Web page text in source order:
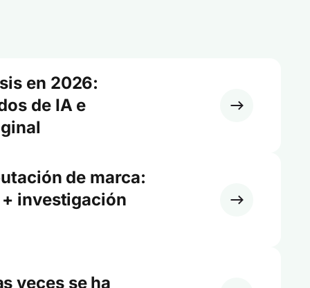
en 2026:
de IA e
de marca:
investigación
veces se ha